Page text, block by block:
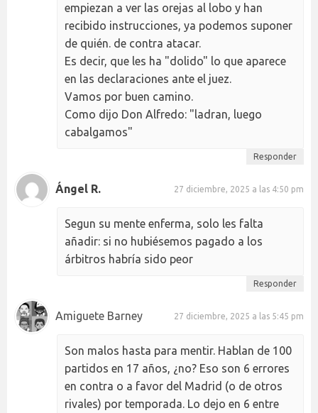
empiezan a ver las orejas al lobo y han
recibido instrucciones, ya podemos suponer
de quién. de contra atacar.
Es decir, que les ha "dolido" lo que aparece
en las declaraciones ante el juez.
Vamos por buen camino.
Como dijo Don Alfredo: "ladran, luego
cabalgamos"
Responder
Ángel R. 27 diciembre, 2025 a las 4:50 pm
Segun su mente enferma, solo les falta
añadir: si no hubiésemos pagado a los
árbitros habría sido peor
Responder
Amiguete Barney 27 diciembre, 2025 a las 5:45 pm
Son malos hasta para mentir. Hablan de 100
partidos en 17 años, ¿no? Eso son 6 errores
en contra o a favor del Madrid (o de otros
rivales) por temporada. Lo dejo en 6 entre